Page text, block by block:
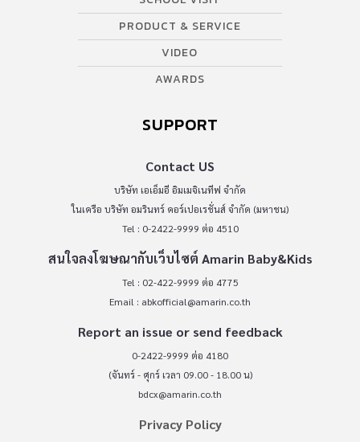
PRODUCT & SERVICE
VIDEO
AWARDS
SUPPORT
Contact US
บริษัท เอเอ็มอี อิมเมจิเนทีฟ จำกัด
ในเครือ บริษัท อมรินทร์ คอร์เปอเรชั่นส์ จำกัด (มหาชน)
Tel : 0-2422-9999 ต่อ 4510
สนใจลงโฆษณากับเว็บไซต์ Amarin Baby&Kids
Tel : 02-422-9999 ต่อ 4775
Email : abkofficial@amarin.co.th
Report an issue or send feedback
0-2422-9999 ต่อ 4180
(จันทร์ - ศุกร์ เวลา 09.00 - 18.00 น)
bdcx@amarin.co.th
Privacy Policy